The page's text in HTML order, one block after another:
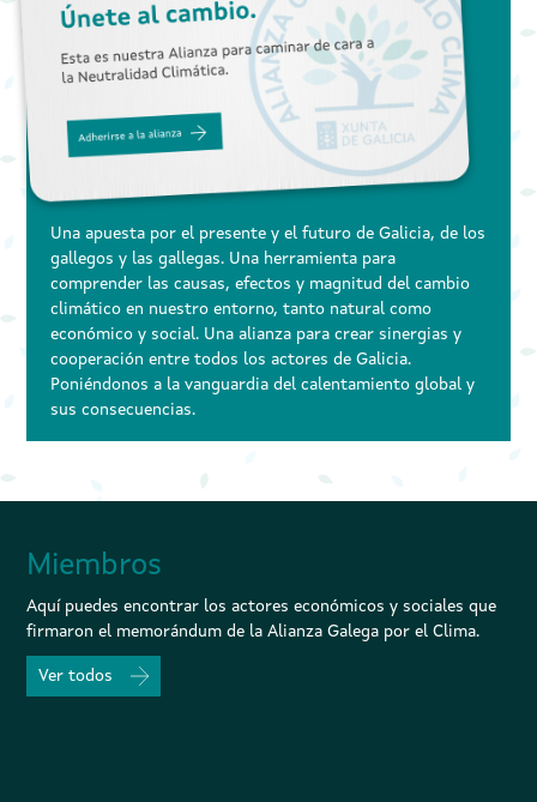
Una apuesta por el presente y el futuro de Galicia, de los
gallegos y las gallegas. Una herramienta para
comprender las causas, efectos y magnitud del cambio
climático en nuestro entorno, tanto natural como
económico y social. Una alianza para crear sinergias y
cooperación entre todos los actores de Galicia.
Poniéndonos a la vanguardia del calentamiento global y
sus consecuencias.
Miembros
Aquí puedes encontrar los actores económicos y sociales que
firmaron el memorándum de la Alianza Galega por el Clima.
Ver todos los miembros